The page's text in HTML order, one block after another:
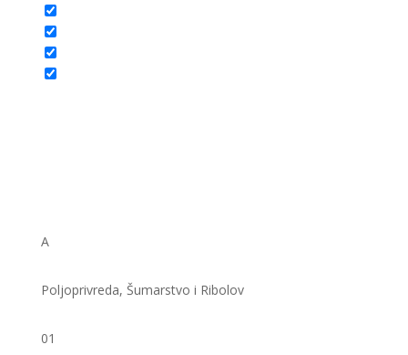
A
Poljoprivreda, Šumarstvo i Ribolov
01